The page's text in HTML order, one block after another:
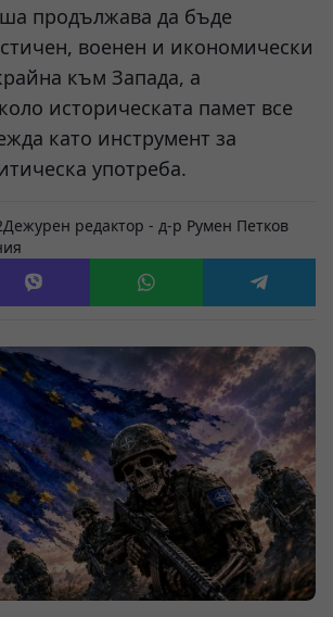
продължава да бъде
военен и икономически
към Запада, а
историческата памет все
като инструмент за
употреба.
Дежурен редактор - д-р Румен Петков